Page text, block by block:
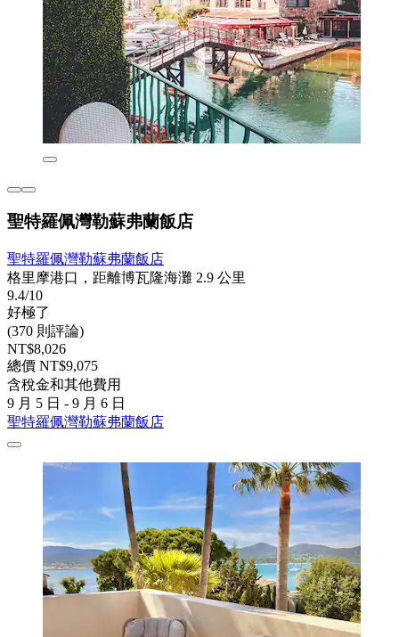
聖特羅佩灣勒蘇弗蘭飯店
聖特羅佩灣勒蘇弗蘭飯店
格里摩港口，距離博瓦隆海灘 2.9 公里
9.4/10
好極了
(370 則評論)
NT$8,026
總價 NT$9,075
含稅金和其他費用
9 月 5 日 - 9 月 6 日
聖特羅佩灣勒蘇弗蘭飯店